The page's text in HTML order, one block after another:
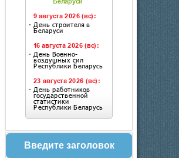
Введите заголовок